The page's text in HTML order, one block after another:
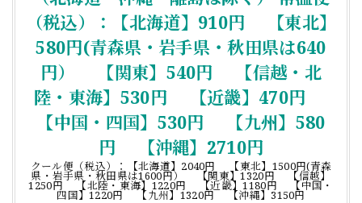
（税込）：【北海道】910円 【東北】
580円(青森県・岩手県・秋田県は640
円） 【関東】540円 【信越・北
陸・東海】530円 【近畿】470円
【中国・四国】530円 【九州】580
円 【沖縄】2710円
クール便（税込）：【北海道】2040円 【東北】1500円(青森
県・岩手県・秋田県は1600円） 【関東】1320円 【信越】
1250円 【北陸・東海】1220円 【近畿】1180円 【中国・
四国】1220円 【九州】1320円 【沖縄】3150円